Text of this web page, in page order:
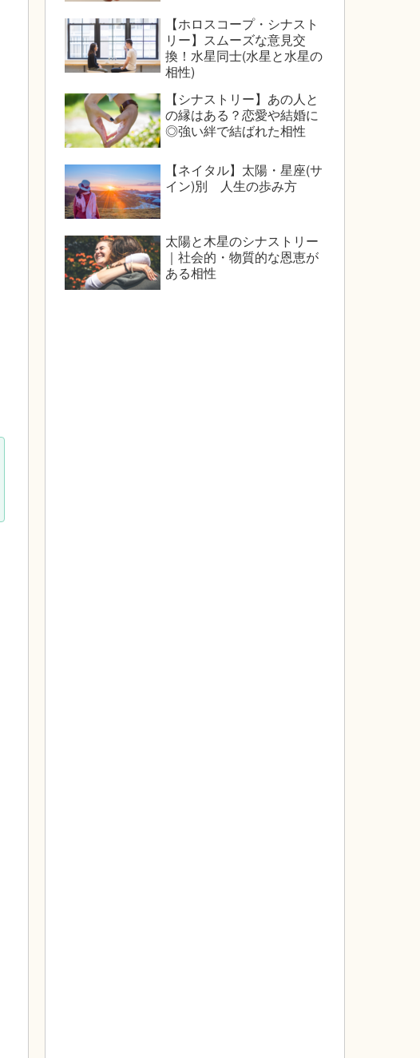
【ホロスコープ・シナスト
リー】スムーズな意見交
換！水星同士(水星と水星の
相性)
【シナストリー】あの人と
の縁はある？恋愛や結婚に
◎強い絆で結ばれた相性
【ネイタル】太陽・星座(サ
イン)別 人生の歩み方
太陽と木星のシナストリー
｜社会的・物質的な恩恵が
ある相性